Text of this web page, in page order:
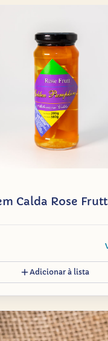
Calda Rose
Adicionar à lista